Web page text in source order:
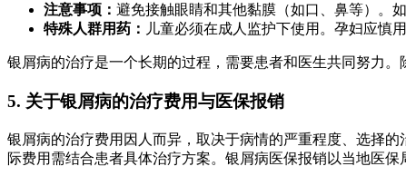
注意事项： 避免接触眼睛和其他黏膜（如口、鼻等）。
特殊人群用药： 儿童必须在成人监护下使用。孕妇应慎用
银屑病的治疗是一个长期的过程，需要患者和医生共同努力。
5. 关于银屑病的治疗费用与医保报销
银屑病的治疗费用因人而异，取决于病情的严重程度、选择
际费用需结合患者具体治疗方案。银屑病医保报销以当地医